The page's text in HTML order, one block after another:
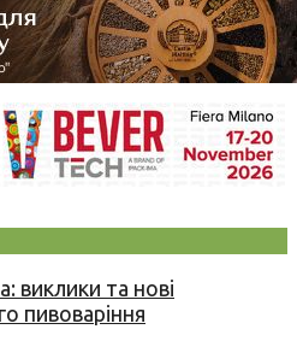
виклики та нові
пивоваріння